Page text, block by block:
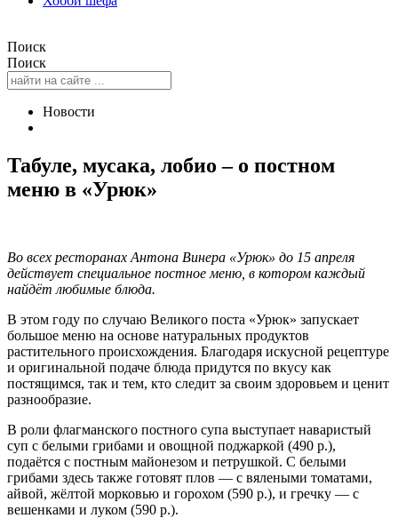
Поиск
Поиск
Новости
Табуле, мусака, лобио – о постном
меню в «Урюк»
Во всех ресторанах Антона Винера «Урюк» до 15 апреля
действует специальное постное меню, в котором каждый
найдёт любимые блюда.
В этом году по случаю Великого поста «Урюк» запускает
большое меню на основе натуральных продуктов
растительного происхождения. Благодаря искусной рецептуре
и оригинальной подаче блюда придутся по вкусу как
постящимся, так и тем, кто следит за своим здоровьем и ценит
разнообразие.
В роли флагманского постного супа выступает наваристый
суп с белыми грибами и овощной поджаркой (490 р.),
подаётся с постным майонезом и петрушкой. С белыми
грибами здесь также готовят плов — с вялеными томатами,
айвой, жёлтой морковью и горохом (590 р.), и гречку — с
вешенками и луком (590 р.).